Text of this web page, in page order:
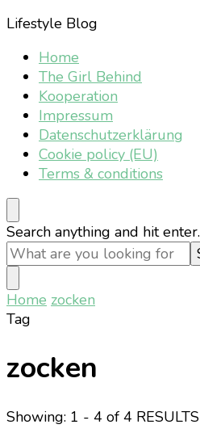
Lifestyle Blog
Home
The Girl Behind
Kooperation
Impressum
Datenschutzerklärung
Cookie policy (EU)
Terms & conditions
Looking
for
Something?
Search anything and hit enter.
Home zocken
Tag
zocken
Showing: 1 - 4 of 4 RESULTS